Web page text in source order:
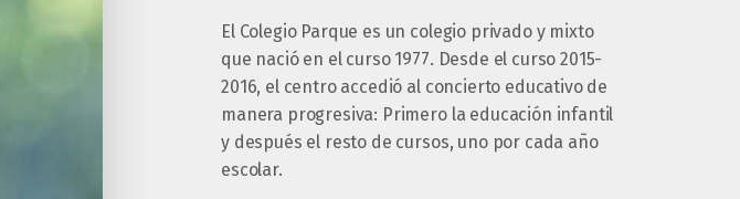
El Colegio Parque es un colegio privado y mixto
que nació en el curso 1977. Desde el curso 2015-
2016, el centro accedió al concierto educativo de
manera progresiva: Primero la educación infantil
y después el resto de cursos, uno por cada año
escolar.